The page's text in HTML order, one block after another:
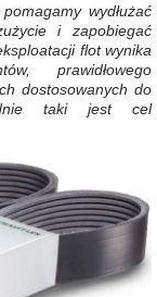
wydłużać
i zapobiegać
flot wynika
prawidłowego
dostosowanych do
taki jest cel